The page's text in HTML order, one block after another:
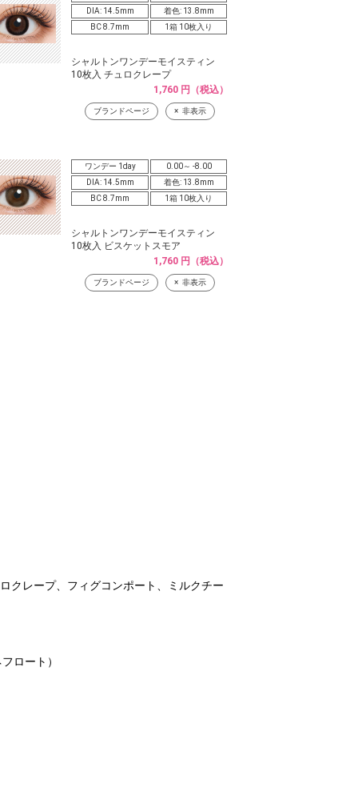
DIA: 14.5mm
着色: 13.8mm
BC 8.7mm
1箱 10枚入り
シャルトンワンデーモイスティン
10枚入 チュロクレープ
1,760 円（税込）
ブランドページ 非表示
ワンデー 1day
0.00～ -8.00
DIA: 14.5mm
着色: 13.8mm
BC 8.7mm
1箱 10枚入り
シャルトンワンデーモイスティン
10枚入 ビスケットスモア
1,760 円（税込）
ブランドページ 非表示
クレープ、フィグコンポート、ミルクチー
ロート）